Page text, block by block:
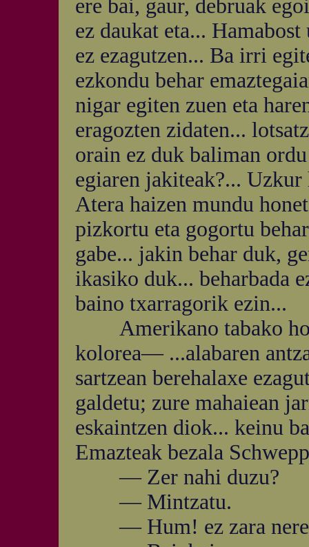
ere bai, gaur, debruak
ez daukat eta...
ez ezagutzen... Ba irri
ezkondu behar
nigar egiten zuen eta
eragozten zidaten...
orain ez duk baliman
egiaren jakiteak?...
Atera haizen mundu
pizkortu eta gogortu
gabe... jakin behar duk,
ikasiko duk... beharbada
baino txarragorik ezin...
Amerikano tabako
kolorea— ...alabaren
sartzean berehalaxe
galdetu; zure mahaiean
eskaintzen diok... keinu
Emazteak bezala
— Zer nahi duzu?
— Mintzatu.
— Hum! ez zara